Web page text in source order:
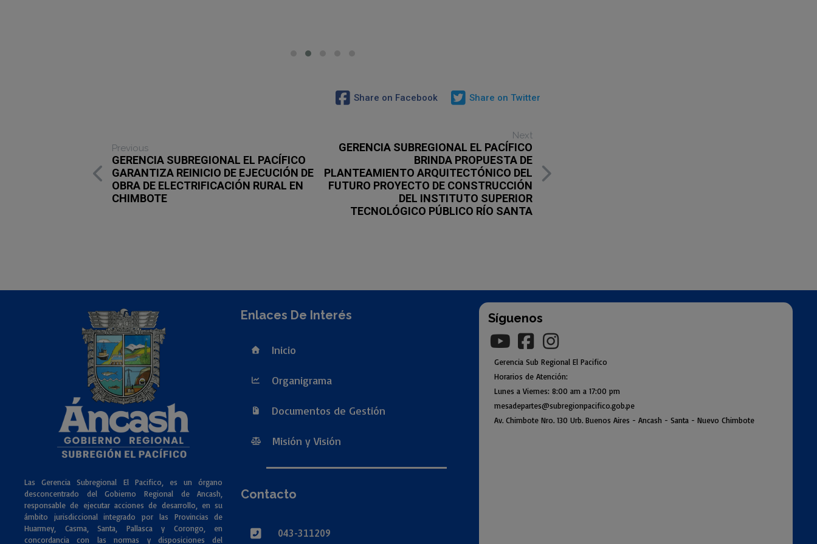
Share on Facebook Share on Twitter
Previous
GERENCIA SUBREGIONAL EL PACÍFICO
GARANTIZA REINICIO DE EJECUCIÓN DE
OBRA DE ELECTRIFICACIÓN RURAL EN
CHIMBOTE
Next
GERENCIA SUBREGIONAL EL PACÍFICO
BRINDA PROPUESTA DE
PLANTEAMIENTO ARQUITECTÓNICO DEL
FUTURO PROYECTO DE CONSTRUCCIÓN
DEL INSTITUTO SUPERIOR
TECNOLÓGICO PÚBLICO RÍO SANTA
Las Gerencia Subregional El Pacifico, es un órgano
desconcentrado del Gobierno Regional de Ancash,
responsable de ejecutar acciones de desarrollo, en su
ámbito jurisdiccional integrado por las Provincias de
Huarmey, Casma, Santa, Pallasca y Corongo, en
concordancia con las normas y disposiciones del
Enlaces De Interés
Inicio
Organigrama
Documentos de Gestión
Misión y Visión
Contacto
043-311209
Síguenos
Gerencia Sub Regional El Pacifico
Horarios de Atención:
Lunes a Viernes: 8:00 am a 17:00 pm
mesadepartes@subregionpacifico.gob.pe
Av. Chimbote Nro. 130 Urb. Buenos Aires - Ancash - Santa - Nuevo Chimbote